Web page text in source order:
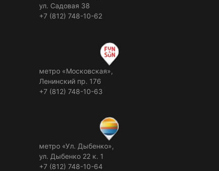
ул. Садовая 38
+7 (812) 748-10-62
метро «Московская»,
Ленинский пр. 176
+7 (812) 748-10-63
метро «Ул. Дыбенко»,
ул. Дыбенко 22 к. 1
+7 (812) 748-10-64